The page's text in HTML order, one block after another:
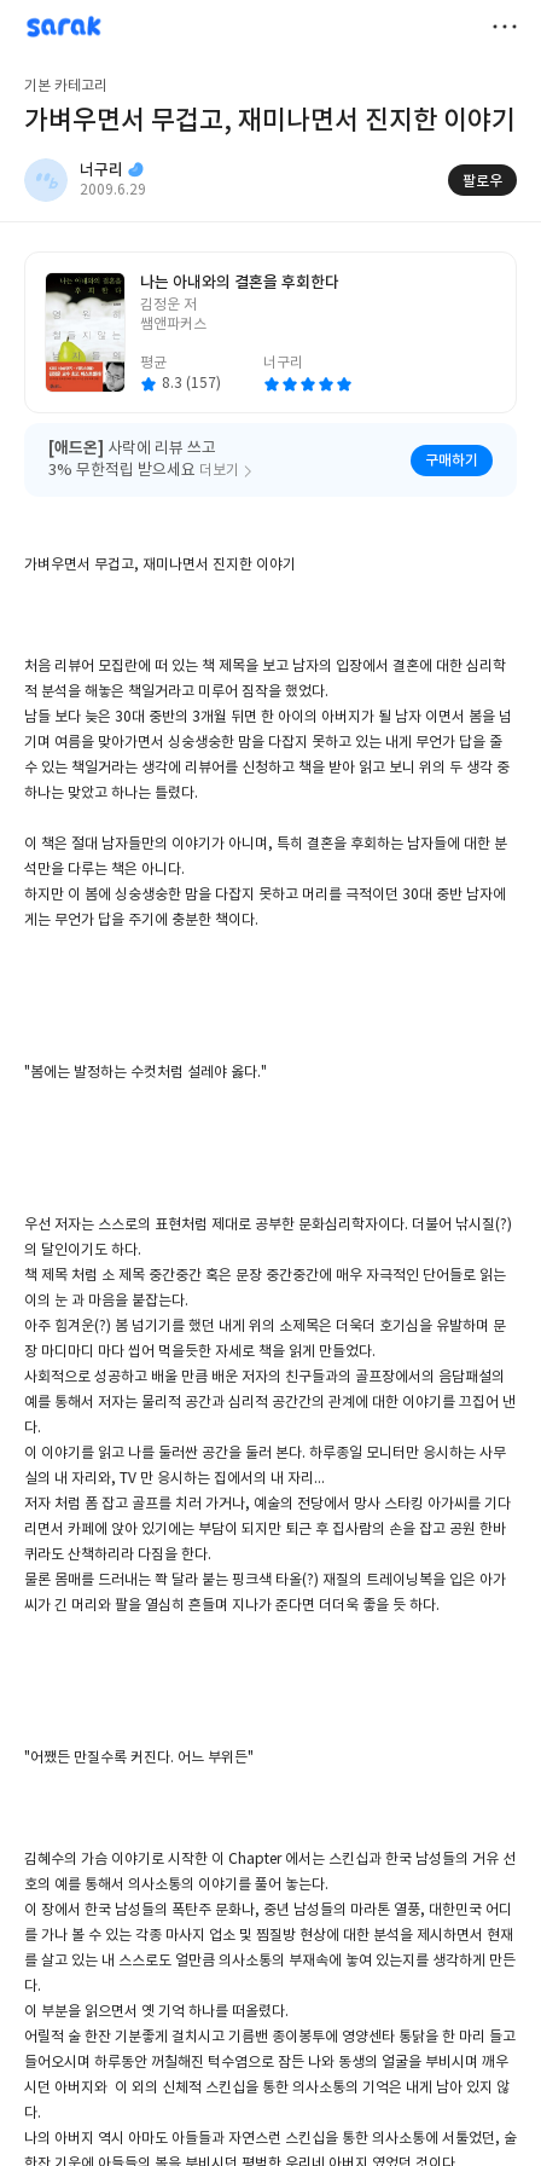
sarak
너구리
기본 카테고리
가벼우면서 무겁고, 재미나면서 진지한 이야기
너구리
작
2009.6.29
팔로우
나는 아내와의 결혼을 후회한다
글
쓴
김정운 저
쌤앤파커스
평균
8.3 (157)
너구리
[애드온] 사락에 리뷰 쓰고
3% 무한적립 받으세요 더보기
구매하기
가벼우면서 무겁고, 재미나면서 진지한 이야기
처음 리뷰어 모집란에 떠 있는 책 제목을 보고 남자의 입장에서 결혼에 대한 심리학
적 분석을 해놓은 책일거라고 미루어 짐작을 했었다.
남들 보다 늦은 30대 중반의 3개월 뒤면 한 아이의 아버지가 될 남자 이면서 봄을 넘
기며 여름을 맞아가면서 싱숭생숭한 맘을 다잡지 못하고 있는 내게 무언가 답을 줄
수 있는 책일거라는 생각에 리뷰어를 신청하고 책을 받아 읽고 보니 위의 두 생각 중
하나는 맞았고 하나는 틀렸다.
이 책은 절대 남자들만의 이야기가 아니며, 특히 결혼을 후회하는 남자들에 대한 분
석만을 다루는 책은 아니다.
하지만 이 봄에 싱숭생숭한 맘을 다잡지 못하고 머리를 극적이던 30대 중반 남자에
게는 무언가 답을 주기에 충분한 책이다.
"봄에는 발정하는 수컷처럼 설레야 옳다."
우선 저자는 스스로의 표현처럼 제대로 공부한 문화심리학자이다. 더불어 낚시질(?)
의 달인이기도 하다.
책 제목 처럼 소 제목 중간중간 혹은 문장 중간중간에 매우 자극적인 단어들로 읽는
이의 눈 과 마음을 붙잡는다.
아주 힘겨운(?) 봄 넘기기를 했던 내게 위의 소제목은 더욱더 호기심을 유발하며 문
장 마디마디 마다 씹어 먹을듯한 자세로 책을 읽게 만들었다.
사회적으로 성공하고 배울 만큼 배운 저자의 친구들과의 골프장에서의 음담패설의
예를 통해서 저자는 물리적 공간과 심리적 공간간의 관계에 대한 이야기를 끄집어 낸
다.
이 이야기를 읽고 나를 둘러싼 공간을 둘러 본다. 하루종일 모니터만 응시하는 사무
실의 내 자리와, TV 만 응시하는 집에서의 내 자리...
저자 처럼 폼 잡고 골프를 치러 가거나, 예술의 전당에서 망사 스타킹 아가씨를 기다
리면서 카페에 앉아 있기에는 부담이 되지만 퇴근 후 집사람의 손을 잡고 공원 한바
퀴라도 산책하리라 다짐을 한다.
물론 몸매를 드러내는 쫙 달라 붙는 핑크색 타올(?) 재질의 트레이닝복을 입은 아가
씨가 긴 머리와 팔을 열심히 흔들며 지나가 준다면 더더욱 좋을 듯 하다.
"어쨌든 만질수록 커진다. 어느 부위든"
김혜수의 가슴 이야기로 시작한 이 Chapter 에서는 스킨십과 한국 남성들의 거유 선
호의 예를 통해서 의사소통의 이야기를 풀어 놓는다.
이 장에서 한국 남성들의 폭탄주 문화나, 중년 남성들의 마라톤 열풍, 대한민국 어디
를 가나 볼 수 있는 각종 마사지 업소 및 찜질방 현상에 대한 분석을 제시하면서 현재
를 살고 있는 내 스스로도 얼만큼 의사소통의 부재속에 놓여 있는지를 생각하게 만든
다.
이 부분을 읽으면서 옛 기억 하나를 떠올렸다.
어릴적 술 한잔 기분좋게 걸치시고 기름밴 종이봉투에 영양센타 통닭을 한 마리 들고
들어오시며 하루동안 꺼칠해진 턱수염으로 잠든 나와 동생의 얼굴을 부비시며 깨우
시던 아버지와 이 외의 신체적 스킨십을 통한 의사소통의 기억은 내게 남아 있지 않
다.
나의 아버지 역시 아마도 아들들과 자연스런 스킨십을 통한 의사소통에 서툴었던, 술